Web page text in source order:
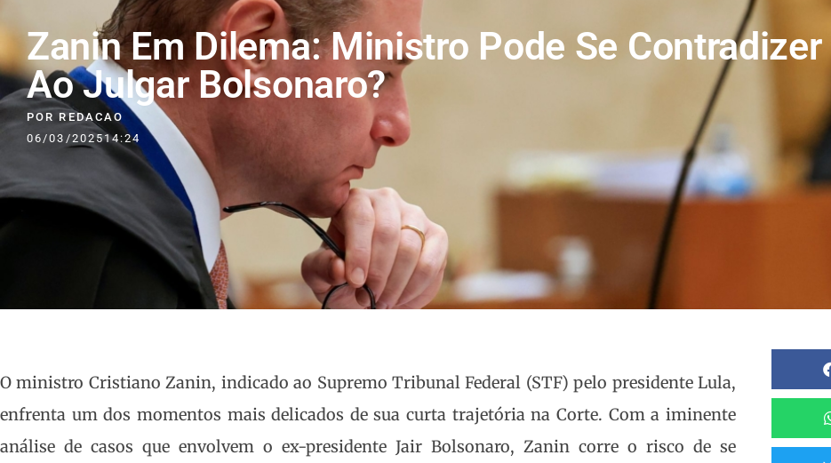
Zanin Em Dilema: Ministro Pode Se Contradizer
Ao Julgar Bolsonaro?
POR REDACAO
06/03/202514:24
O ministro Cristiano Zanin, indicado ao Supremo Tribunal Federal (STF) pelo presidente Lula,
enfrenta um dos momentos mais delicados de sua curta trajetória na Corte. Com a iminente
análise de casos que envolvem o ex-presidente Jair Bolsonaro, Zanin corre o risco de se